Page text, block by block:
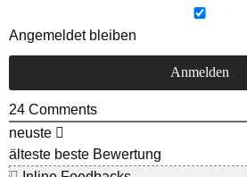
Angemeldet bleiben
24 Comments
neuste
älteste beste Bewertung